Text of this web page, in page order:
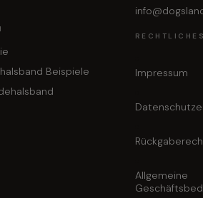
Beispiele
RECHTLICHES
Impressum
Allgemeine